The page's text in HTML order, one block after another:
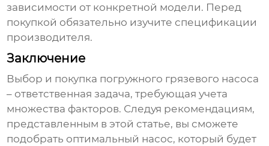
зависимости от конкретной модели. Перед
покупкой обязательно изучите спецификации
производителя.
Заключение
Выбор и покупка погружного грязевого насоса
– ответственная задача, требующая учета
множества факторов. Следуя рекомендациям,
представленным в этой статье, вы сможете
подобрать оптимальный насос, который будет